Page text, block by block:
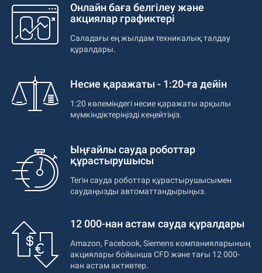
Онлайн баға белгілеу және
акциялар графиктері
Саладағы ең жылдам техникалық талдау
құралдары.
Несие қаражаты - 1:20-ға дейін
1:20 көлеміндегі несие қаражаты арқылы
мүмкіндіктеріңізді кеңейтіңіз.
Ыңғайлы сауда роботтар
құрастырушысы
Тегін сауда роботтар құрастырушысымен
саудаңызды автоматтандырыңыз.
12 000-нан астам сауда құралдары
Amazon, Facebook, Siemens компанияларының
акциялары бойынша CFD және тағы 12 000-
нан астам активтер.